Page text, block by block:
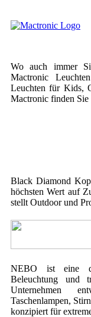
Wo auch immer
Mactronic
Leuchten für Kids,
Mactronic finden Sie
Black Diamond
höchsten Wert auf
stellt Outdoor und
NEBO ist eine
Beleuchtung und
Unternehmen
Taschenlampen,
konzipiert für